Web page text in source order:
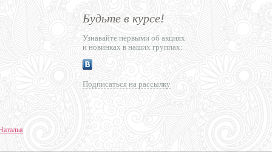
Будьте в курсе!
Узнавайте первыми об акциях
и новинках в наших группах:
Подписаться на рассылку